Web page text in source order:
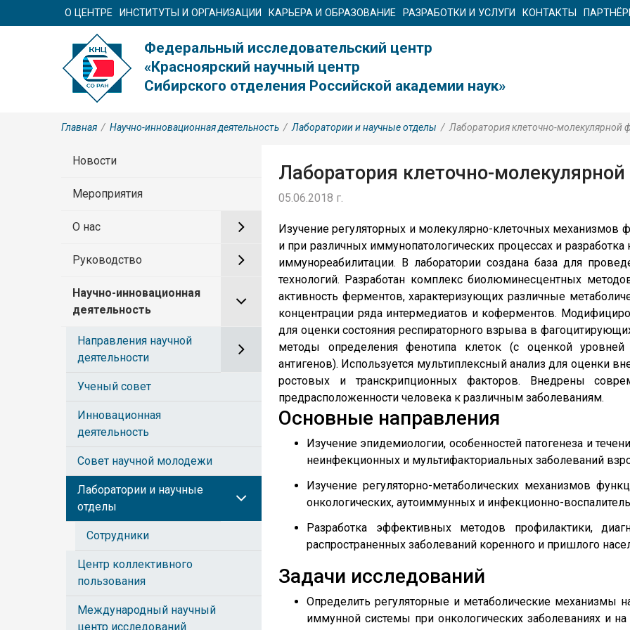
О ЦЕНТРЕ ИНСТИТУТЫ И ОРГАНИЗАЦИИ КАРЬЕРА И ОБРАЗОВАНИЕ РАЗРАБОТКИ И УСЛУГИ КОНТАКТЫ
Федеральный исследовательский центр
«Красноярский научный центр
Сибирского отделения Российской академии наук»
Главная / Научно-инновационная деятельность / Лаборатории и научные отделы / Лаборатория клеточно-молекулярной
Новости
Мероприятия
О нас
Руководство
Научно-инновационная
деятельность
Направления научной
деятельности
Ученый совет
Инновационная
деятельность
Совет научной молодежи
Лаборатории и научные
отделы
Сотрудники
Центр коллективного
пользования
Международный научный
центр исследований
Лаборатория клеточно-
05.06.2018 г.
Изучение регуляторных и молекулярно-клеточных
и при различных иммунопатологических процессах и
иммунореабилитации. В лаборатории создана база для
технологий. Разработан комплекс биолюминесцентных
активность ферментов, характеризующих различные
концентрации ряда интермедиатов и коферментов.
для оценки состояния респираторного взрыва в
методы определения фенотипа клеток (с оценкой
антигенов). Используется мультиплексный анализ для оценки
ростовых и транскрипционных факторов. Внедрены
предрасположенности человека к различным заболеваниям.
Основные направления
Изучение эпидемиологии, особенностей патогенеза и
неинфекционных и мультифакториальных заболеваний
Изучение регуляторно-метаболических механизмов
онкологических, аутоиммунных и инфекционно-
Разработка эффективных методов профилактики,
распространенных заболеваний коренного и пришлого
Задачи исследований
Определить регуляторные и метаболические механизмы
иммунной системы при онкологических заболеваниях и